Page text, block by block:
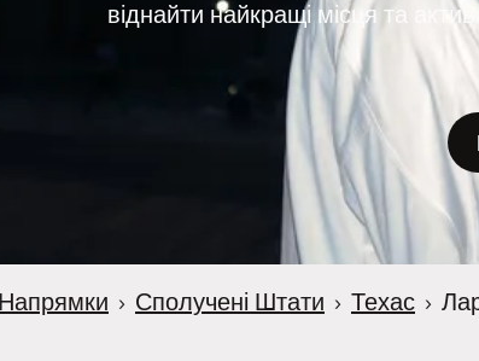
віднайти найкращі місця та
Напрямки › Сполучені Штати › Техас ›